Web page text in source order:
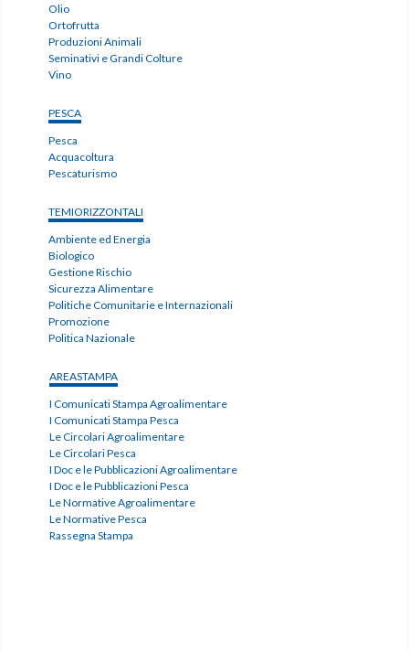
Olio
Ortofrutta
Produzioni Animali
Seminativi e Grandi Colture
Vino
PESCA
Pesca
Acquacoltura
Pescaturismo
TEMIORIZZONTALI
Ambiente ed Energia
Biologico
Gestione Rischio
Sicurezza Alimentare
Politiche Comunitarie e Internazionali
Promozione
Politica Nazionale
AREASTAMPA
I Comunicati Stampa Agroalimentare
I Comunicati Stampa Pesca
Le Circolari Agroalimentare
Le Circolari Pesca
I Doc e le Pubblicazioni Agroalimentare
I Doc e le Pubblicazioni Pesca
Le Normative Agroalimentare
Le Normative Pesca
Rassegna Stampa